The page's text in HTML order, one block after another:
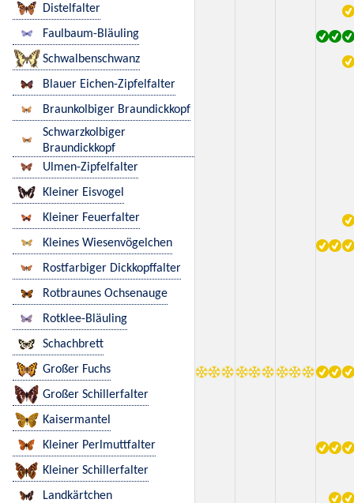
Distelfalter
Faulbaum-Bläuling
Schwalbenschwanz
Blauer Eichen-Zipfelfalter
Braunkolbiger Braundickkopf
Schwarzkolbiger
Braundickkopf
Ulmen-Zipfelfalter
Kleiner Eisvogel
Kleiner Feuerfalter
Kleines Wiesenvögelchen
Rostfarbiger Dickkopffalter
Rotbraunes Ochsenauge
Rotklee-Bläuling
Schachbrett
Großer Fuchs
Großer Schillerfalter
Kaisermantel
Kleiner Perlmuttfalter
Kleiner Schillerfalter
Landkärtchen